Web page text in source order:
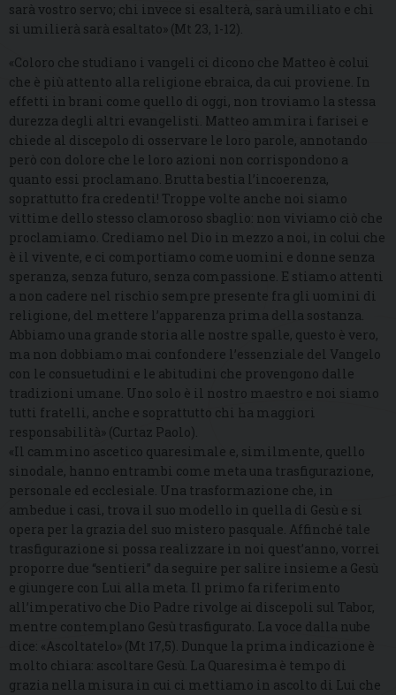
sarà vostro servo; chi invece si esalterà, sarà umiliato e chi
si umilierà sarà esaltato» (Mt 23, 1-12).
«Coloro che studiano i vangeli ci dicono che Matteo è colui
che è più attento alla religione ebraica, da cui proviene. In
effetti in brani come quello di oggi, non troviamo la stessa
durezza degli altri evangelisti. Matteo ammira i farisei e
chiede al discepolo di osservare le loro parole, annotando
però con dolore che le loro azioni non corrispondono a
quanto essi proclamano. Brutta bestia l’incoerenza,
soprattutto fra credenti! Troppe volte anche noi siamo
vittime dello stesso clamoroso sbaglio: non viviamo ciò che
proclamiamo. Crediamo nel Dio in mezzo a noi, in colui che
è il vivente, e ci comportiamo come uomini e donne senza
speranza, senza futuro, senza compassione. E stiamo attenti
a non cadere nel rischio sempre presente fra gli uomini di
religione, del mettere l’apparenza prima della sostanza.
Abbiamo una grande storia alle nostre spalle, questo è vero,
ma non dobbiamo mai confondere l’essenziale del Vangelo
con le consuetudini e le abitudini che provengono dalle
tradizioni umane. Uno solo è il nostro maestro e noi siamo
tutti fratelli, anche e soprattutto chi ha maggiori
responsabilità» (Curtaz Paolo).
«Il cammino ascetico quaresimale e, similmente, quello
sinodale, hanno entrambi come meta una trasfigurazione,
personale ed ecclesiale. Una trasformazione che, in
ambedue i casi, trova il suo modello in quella di Gesù e si
opera per la grazia del suo mistero pasquale. Affinché tale
trasfigurazione si possa realizzare in noi quest’anno, vorrei
proporre due “sentieri” da seguire per salire insieme a Gesù
e giungere con Lui alla meta. Il primo fa riferimento
all’imperativo che Dio Padre rivolge ai discepoli sul Tabor,
mentre contemplano Gesù trasfigurato. La voce dalla nube
dice: «Ascoltatelo» (Mt 17,5). Dunque la prima indicazione è
molto chiara: ascoltare Gesù. La Quaresima è tempo di
grazia nella misura in cui ci mettiamo in ascolto di Lui che